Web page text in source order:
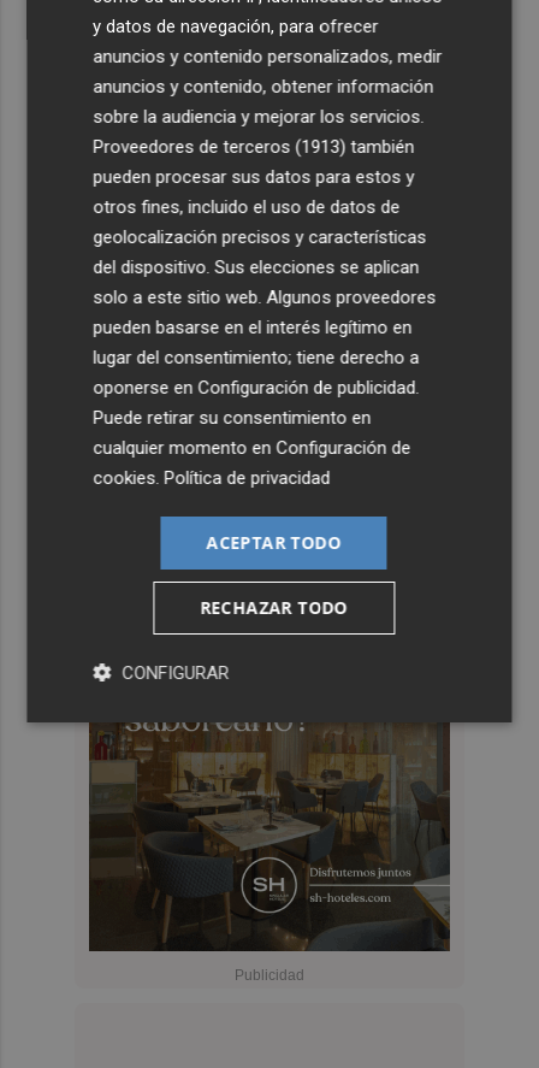
y datos de navegación, para ofrecer
anuncios y contenido personalizados, medir
anuncios y contenido, obtener información
sobre la audiencia y mejorar los servicios.
Proveedores de terceros (1913) también
pueden procesar sus datos para estos y
otros fines, incluido el uso de datos de
geolocalización precisos y características
del dispositivo. Sus elecciones se aplican
solo a este sitio web. Algunos proveedores
pueden basarse en el interés legítimo en
lugar del consentimiento; tiene derecho a
oponerse enConfiguración de publicidad.
Puede retirar su consentimiento en
cualquier momento enConfiguración de
cookies.Política de privacidad
ACEPTAR TODO
RECHAZAR TODO
CONFIGURAR